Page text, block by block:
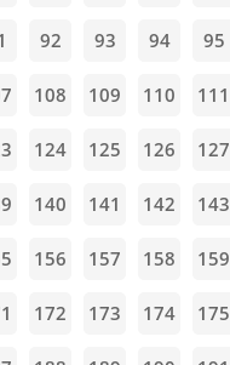
92 93 94 95
108 109 110 111
124 125 126 127
140 141 142 143
156 157 158 159
172 173 174 175